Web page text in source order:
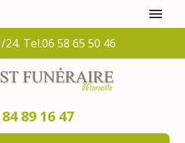
menu
Tel.06 58 65 50 46
89 16 47